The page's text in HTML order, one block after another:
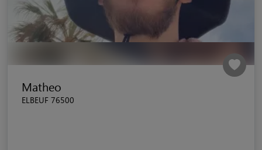
Matheo
ELBEUF 76500